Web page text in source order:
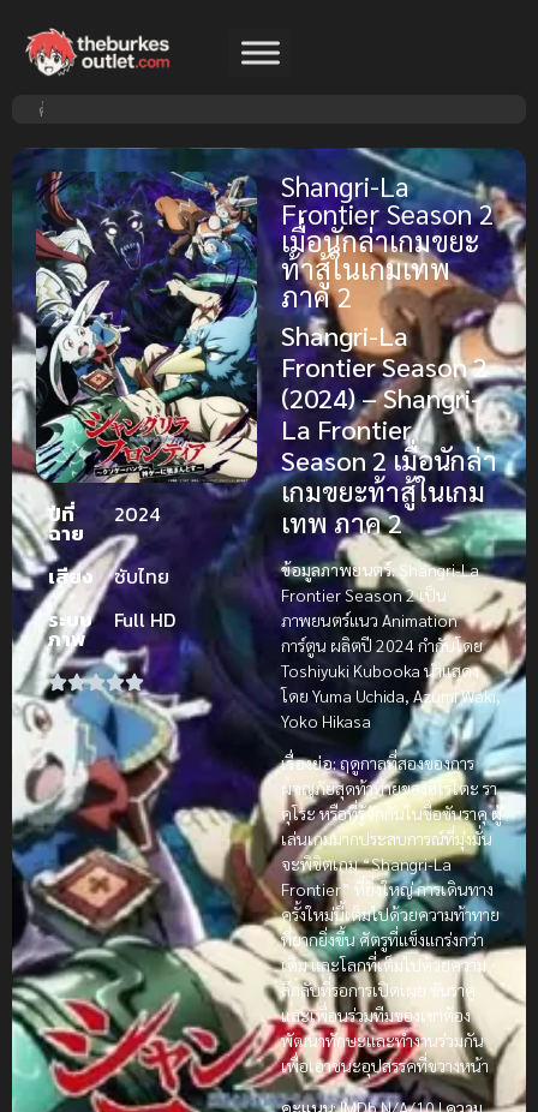
ปีที่
ฉาย
2024
เสียง
ซับไทย
ระบบ
ภาพ
Full HD
Shangri-La
Frontier Season 2
เมื่อนักล่าเกมขยะ
ท้าสู้ในเกมเทพ
ภาค 2
Shangri-La
Frontier Season 2
(2024) – Shangri-
La Frontier
Season 2 เมื่อนักล่า
เกมขยะท้าสู้ในเกม
เทพ ภาค 2
ข้อมูลภาพยนตร์: Shangri-La
Frontier Season 2 เป็น
ภาพยนตร์แนว Animation
การ์ตูน ผลิตปี 2024 กำกับโดย
Toshiyuki Kubooka นำแสดง
โดย Yuma Uchida, Azumi Waki,
Yoko Hikasa
เรื่องย่อ:ฤดูกาลที่สองของการ
ผจญภัยสุดท้าทายของฮิโรโตะ รา
คุโระ หรือที่รู้จักกันในชื่อซันราคุ ผู้
เล่นเกมมากประสบการณ์ที่มุ่งมั่น
จะพิชิตเกม “Shangri-La
Frontier” ที่ยิ่งใหญ่ การเดินทาง
ครั้งใหม่นี้เต็มไปด้วยความท้าทาย
ที่ยากยิ่งขึ้น ศัตรูที่แข็งแกร่งกว่า
เดิม และโลกที่เต็มไปด้วยความ
ลึกลับที่รอการเปิดเผย ซันราคุ
และเพื่อนร่วมทีมของเขาต้อง
พัฒนาทักษะและทำงานร่วมกัน
เพื่อเอาชนะอุปสรรคที่ขวางหน้า